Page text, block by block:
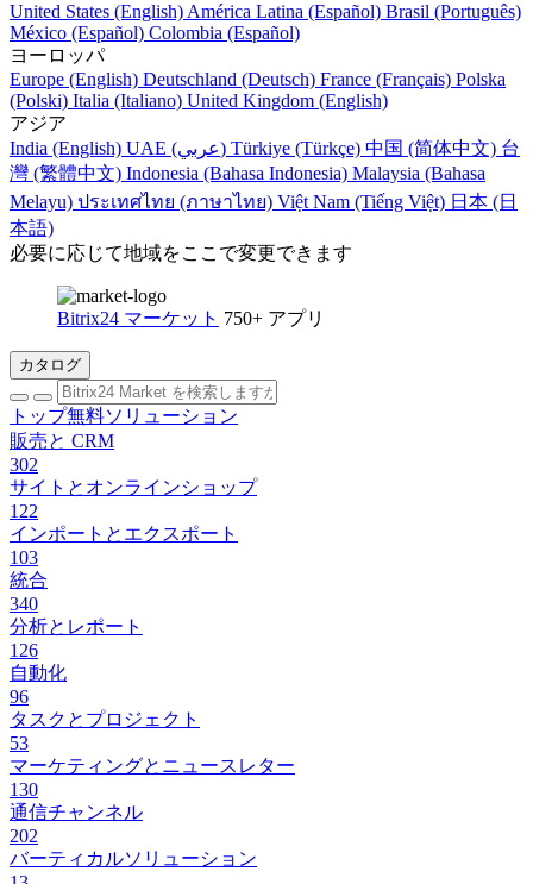
United States (English) América Latina (Español) Brasil (Português)
México (Español) Colombia (Español)
ヨーロッパ
Europe (English) Deutschland (Deutsch) France (Français) Polska
(Polski) Italia (Italiano) United Kingdom (English)
アジア
India (English)
UAE (عربي) Türkiye (Türkçe) 中国 (简体中文) 台
灣 (繁體中文) Indonesia (Bahasa Indonesia) Malaysia (Bahasa
Melayu) ประเทศไทย (ภาษาไทย) Việt Nam (Tiếng Việt) 日本 (日
本語)
必要に応じて地域をここで変更できます
Bitrix24 マーケット 750+ アプリ
カタログ
トップ無料ソリューション
販売と CRM
302
サイトとオンラインショップ
122
インポートとエクスポート
103
統合
340
分析とレポート
126
自動化
96
タスクとプロジェクト
53
マーケティングとニュースレター
130
通信チャンネル
202
バーティカルソリューション